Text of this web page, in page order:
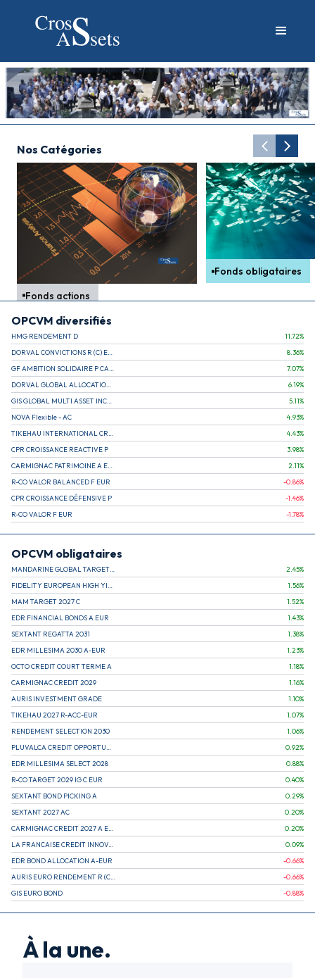
Nos Catégories
Fonds actions
Fonds obligataires
OPCVM diversifiés
HMG RENDEMENT D 11.72%
8.36%
7.07%
6.19%
5.11%
NOVA Flexible - AC
4.93%
4.43%
CPR CROISSANCE REACTIVE P
3.98%
2.11%
R-CO VALOR BALANCED F EUR
-0.86%
CPR CROISSANCE DÉFENSIVE P
-1.46%
R-CO VALOR F EUR
-1.78%
OPCVM obligataires
2.45%
1.56%
MAM TARGET 2027 C
1.52%
EDR FINANCIAL BONDS A EUR
1.43%
SEXTANT REGATTA 2031
1.38%
EDR MILLESIMA 2030 A-EUR
1.23%
OCTO CREDIT COURT TERME A
1.18%
CARMIGNAC CREDIT 2029
1.16%
AURIS INVESTMENT GRADE
1.10%
TIKEHAU 2027 R-ACC-EUR
1.07%
RENDEMENT SELECTION 2030
1.06%
0.92%
EDR MILLESIMA SELECT 2028
0.88%
R-CO TARGET 2029 IG C EUR
0.40%
SEXTANT BOND PICKING A
0.29%
SEXTANT 2027 AC
0.20%
0.20%
LA FRANCAISE CREDIT INNOVATION
0.09%
EDR BOND ALLOCATION A-EUR
-0.66%
-0.66%
GIS EURO BOND
-0.88%
À la une.